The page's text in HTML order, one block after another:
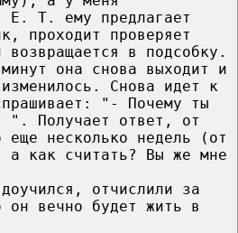
Е. Т. ему предлагает
проходит проверяет
возвращается в подсобку.
она снова выходит и
Снова идет к
"- Почему ты
". Получает ответ, от
еще несколько недель (от
считать? Вы же мне
отчислили за
он вечно будет жить в